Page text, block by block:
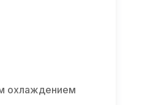
охлаждением